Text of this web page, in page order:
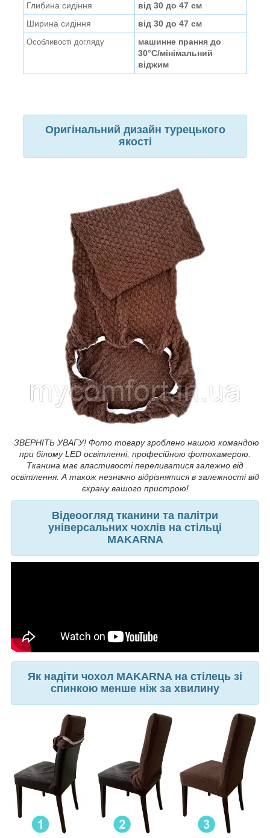
Глибина сидіння
від 30 до 47 см
Ширина сидіння
від 30 до 47 см
Особливості догляду
машинне прання до
30°C/мінімальний
віджим
Оригінальний дизайн турецького
якості
ЗВЕРНІТЬ УВАГУ! Фото товару зроблено нашою командою
при білому LED освітленні, професійною фотокамерою.
Тканина має властивості переливатися залежно від
освітлення. А також незначно відрізнятися в залежності від
єкрану вашого пристрою!
Відеоогляд тканини та палітри
універсальних чохлів на стільці
MAKARNA
Як надіти чохол MAKARNA на стілець зі
спинкою менше ніж за хвилину